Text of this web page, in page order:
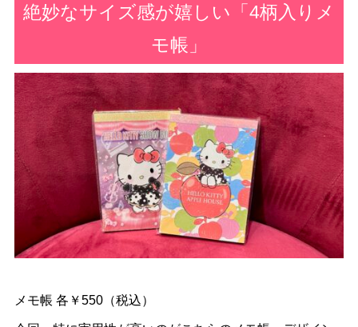
絶妙なサイズ感が嬉しい「4柄入りメ
モ帳」
メモ帳 各￥550（税込）